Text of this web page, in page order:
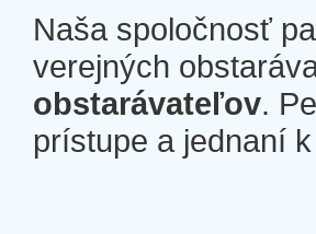
Naša spoločnosť
verejných
obstarávateľov.
prístupe a jednaní